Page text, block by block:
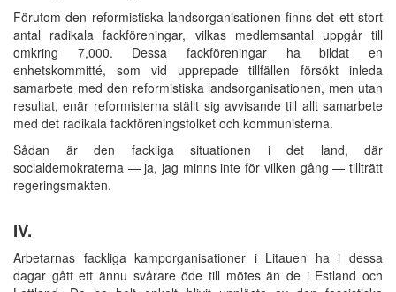
Förutom den reformistiska landsorganisationen finns det ett stort
antal radikala fackföreningar, vilkas medlemsantal uppgår till
omkring 7,000. Dessa fackföreningar ha bildat en
enhetskommitté, som vid upprepade tillfällen försökt inleda
samarbete med den reformistiska landsorganisationen, men utan
resultat, enär reformisterna ställt sig avvisande till allt samarbete
med det radikala fackföreningsfolket och kommunisterna.
Sådan är den fackliga situationen i det land, där
socialdemokraterna — ja, jag minns inte för vilken gång — tillträtt
regeringsmakten.
IV.
Arbetarnas fackliga kamporganisationer i Litauen ha i dessa
dagar gått ett ännu svårare öde till mötes än de i Estland och